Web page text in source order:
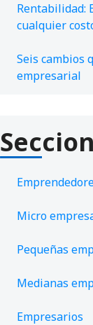
Rentabilidad:
cualquier
Seis cambios
empresarial
Micro
Pequeñas
Medianas
Empresarios